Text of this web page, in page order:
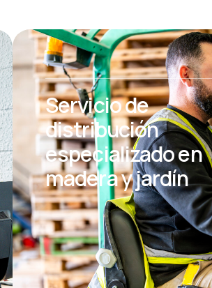
Servicio de
distribución
especializado en
madera y jardín